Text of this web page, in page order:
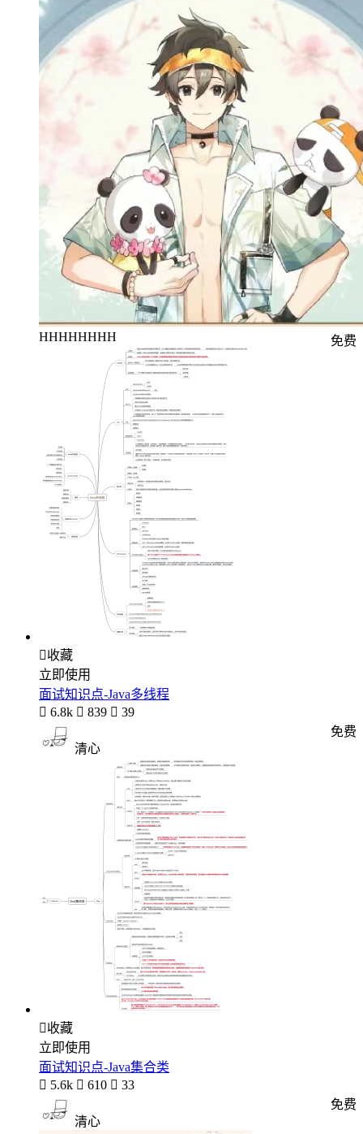
HHHHHHHH 免费
收藏
立即使用
面试知识点-Java多线程
 6.8k  839  39
清心
免费
收藏
立即使用
面试知识点-Java集合类
 5.6k  610  33
清心
免费